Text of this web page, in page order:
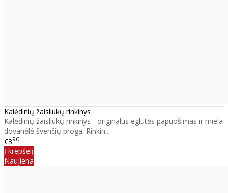
Kalėdinių žaisliukų rinkinys
Kalėdinių žaisliukų rinkinys - originalus eglutės papuošimas ir miela
dovanėlė švenčių proga. Rinkin..
€390
Į krepšelį
Naujiena